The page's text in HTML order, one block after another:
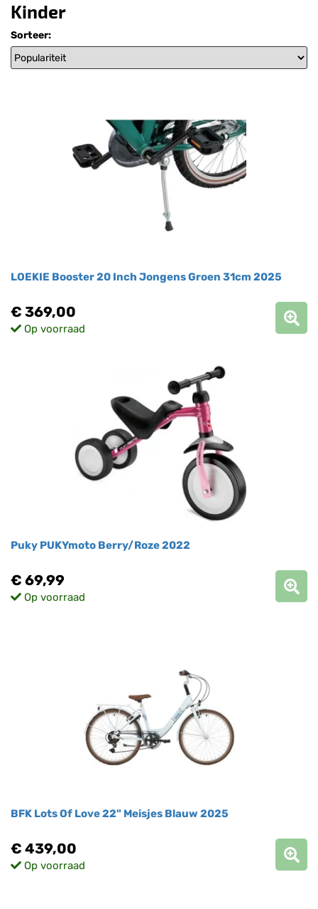
Kinder
Sorteer:
LOEKIE Booster 20 Inch Jongens Groen 31cm 2025
€ 369,00
Op voorraad
Puky PUKYmoto Berry/Roze 2022
€ 69,99
Op voorraad
BFK Lots Of Love 22" Meisjes Blauw 2025
€ 439,00
Op voorraad